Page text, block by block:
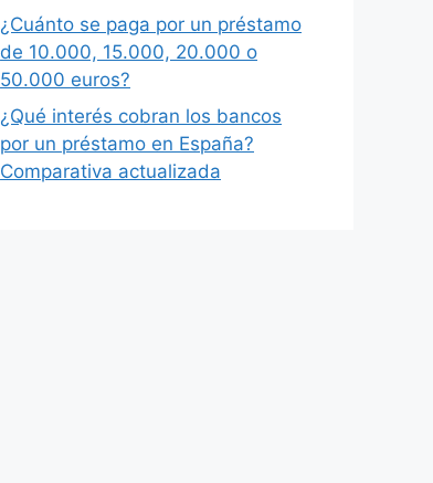
¿Cuánto se paga por un préstamo
de 10.000, 15.000, 20.000 o
50.000 euros?
¿Qué interés cobran los bancos
por un préstamo en España?
Comparativa actualizada